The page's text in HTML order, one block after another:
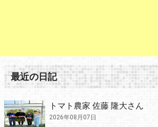
最近の日記
トマト農家 佐藤 隆大さん
2026年08月07日